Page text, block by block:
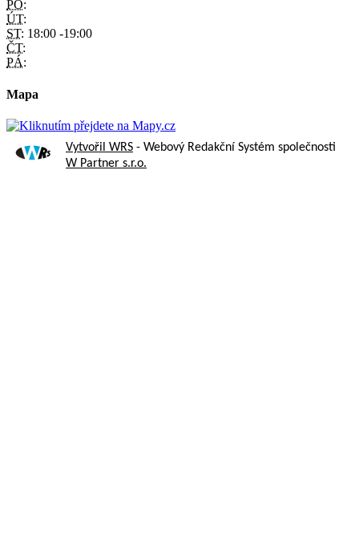
PO:
ÚT:
ST: 18:00 -19:00
ČT:
PÁ:
Mapa
Vytvořil WRS - Webový Redakční Systém společnosti
W Partner s.r.o.